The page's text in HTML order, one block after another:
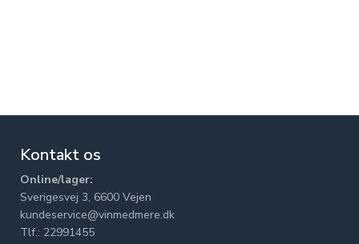
Kontakt os
Online/lager:
Sverigesvej 3, 6600 Vejen
kundeservice@vinmedmere.dk
Tlf.: 22991455